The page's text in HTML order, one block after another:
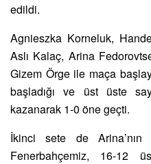
edildi.
Agnieszka Korneluk,
Aslı Kalaç, Arina
Gizem Örge ile maça
başladığı ve üst üste
kazanarak 1-0 öne geçti.
İkinci sete de Arina’nın
Fenerbahçemiz, 16-12